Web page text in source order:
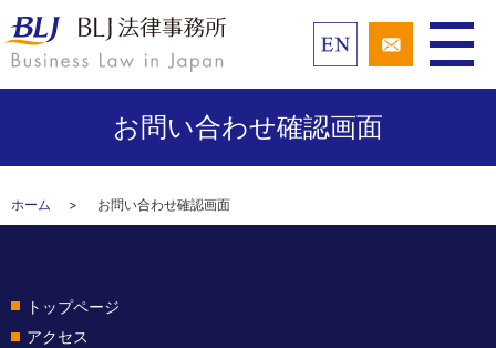
お問い合わせ確認画面
ホーム お問い合わせ確認画面
トップページ
アクセス